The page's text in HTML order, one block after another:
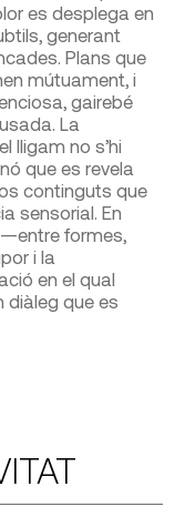
es desplega en
generant
Plans que
mútuament, i
gairebé
La
lligam no s’hi
que es revela
continguts que
sensorial. En
formes,
i la
en el qual
diàleg que es